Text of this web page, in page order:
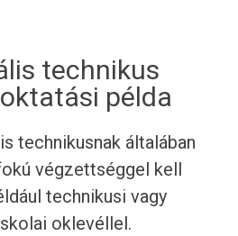
technikus
példa
technikusnak általában
végzettséggel kell
technikusi vagy
oklevéllel.